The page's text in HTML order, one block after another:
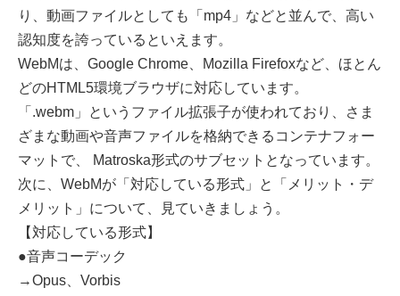
り、動画ファイルとしても「mp4」などと並んで、高い
認知度を誇っているといえます。
WebMは、Google Chrome、Mozilla Firefoxなど、ほとん
どのHTML5環境ブラウザに対応しています。
「.webm」というファイル拡張子が使われており、さま
ざまな動画や音声ファイルを格納できるコンテナフォー
マットで、 Matroska形式のサブセットとなっています。
次に、WebMが「対応している形式」と「メリット・デ
メリット」について、見ていきましょう。
【対応している形式】
●音声コーデック
→Opus、Vorbis